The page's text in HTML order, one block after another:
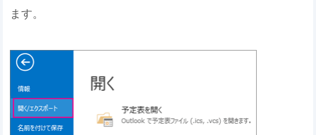
ます。